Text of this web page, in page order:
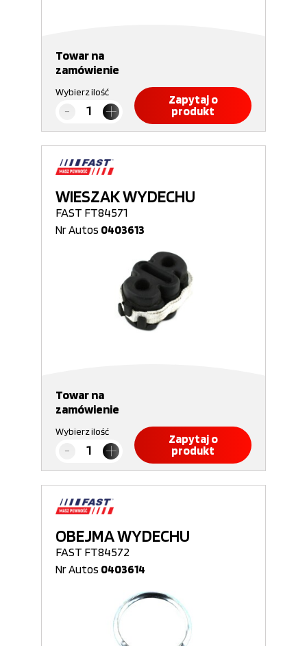
Towar na
zamówienie
Wybierz ilość
Zapytaj o
produkt
WIESZAK WYDECHU
FAST FT84571
Nr Autos 0403613
Towar na
zamówienie
Wybierz ilość
Zapytaj o
produkt
OBEJMA WYDECHU
FAST FT84572
Nr Autos 0403614